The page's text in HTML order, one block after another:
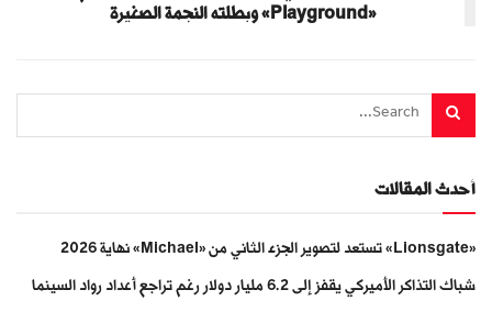
«Playground» وبطلته النجمة الصغيرة
أحدث المقالات
«Lionsgate» تستعد لتصوير الجزء الثاني من «Michael» نهاية 2026
شباك التذاكر الأميركي يقفز إلى 6.2 مليار دولار رغم تراجع أعداد رواد السينما